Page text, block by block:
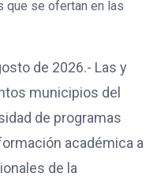
que se ofertan en las
de 2026.- Las y
municipios del
de programas
académica a
de la